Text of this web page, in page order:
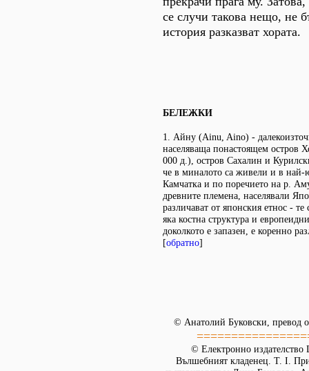
се случи такова нещо, не
история разказват хората.
БЕЛЕЖКИ
1. Айну (Ainu, Aino) -
населяваща понастоящем остров
000 д.), остров Сахалин и
че в миналото са живели и в най-
Камчатка и по поречието на р.
древните племена, населявали
различават от японския етнос -
яка костна структура и
доколкото е запазен, е коренно
[обратно]
© Анатолий Буковски, превод
© Електронно издателство
Вълшебният кладенец. Т. I.